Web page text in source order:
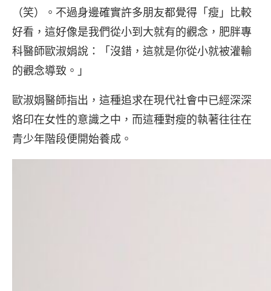
（笑）。不過身邊確實許多朋友都覺得「瘦」比較
好看，這好像是我們從小到大就有的觀念，肥胖專
科醫師歐淑娟說：「沒錯，這就是你從小就被灌輸
的觀念導致。」
歐淑娟醫師指出，這種追求在現代社會中已經深深
烙印在女性的意識之中，而這種對瘦的執著往往在
青少年階段便開始養成。